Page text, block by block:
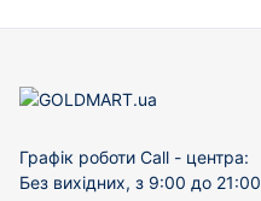
Графік роботи Call - центра:
Без вихідних, з 9:00 до 21:00